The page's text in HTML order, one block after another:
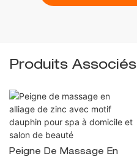
Produits Associés
Peigne De Massage En